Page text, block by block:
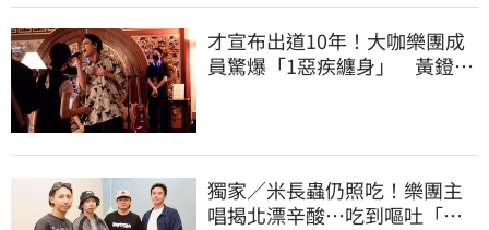
才宣布出道10年！大咖樂團成
員驚爆「1惡疾纏身」 黃鐙輝
獨家／米長蟲仍照吃！樂團主
唱揭北漂辛酸…吃到嘔吐「廁